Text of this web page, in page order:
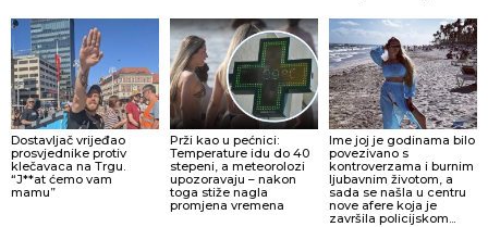
Dostavljač vrijeđao
prosvjednike protiv
klečavaca na Trgu.
“J**at ćemo vam
mamu”
Prži kao u pećnici:
Temperature idu do 40
stepeni, a meteorolozi
upozoravaju – nakon
toga stiže nagla
promjena vremena
Ime joj je godinama bilo
povezivano s
kontroverzama i burnim
ljubavnim životom, a
sada se našla u centru
nove afere koja je
završila policijskom...